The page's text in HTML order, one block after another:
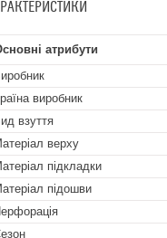
атрибути
виробник
взуття
верху
підкладки
підошви